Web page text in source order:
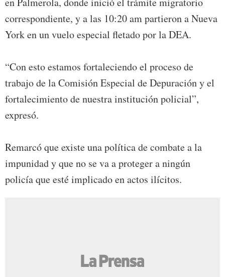
correspondiente, y a las 10:20 am partieron a Nueva
York en un vuelo especial fletado por la DEA.
“Con esto estamos fortaleciendo el proceso de
trabajo de la Comisión Especial de Depuración y el
fortalecimiento de nuestra institución policial”,
expresó.
Remarcó que existe una política de combate a la
impunidad y que no se va a proteger a ningún
policía que esté implicado en actos ilícitos.